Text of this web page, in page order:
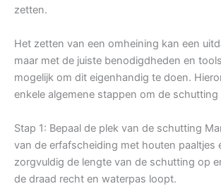
zetten.
Het zetten van een omheining kan een
maar met de juiste benodigdheden en
mogelijk om dit eigenhandig te doen.
enkele algemene stappen om de schutting
Stap 1: Bepaal de plek van de schutting
van de erfafscheiding met houten paaltjes
zorgvuldig de lengte van de schutting op
de draad recht en waterpas loopt.